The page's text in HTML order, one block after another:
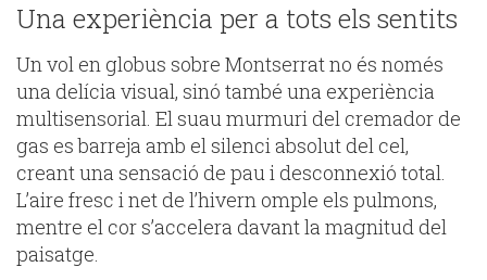
Una experiència per a tots els sentits
Un vol en globus sobre Montserrat no és només
una delícia visual, sinó també una experiència
multisensorial. El suau murmuri del cremador de
gas es barreja amb el silenci absolut del cel,
creant una sensació de pau i desconnexió total.
L’aire fresc i net de l’hivern omple els pulmons,
mentre el cor s’accelera davant la magnitud del
paisatge.